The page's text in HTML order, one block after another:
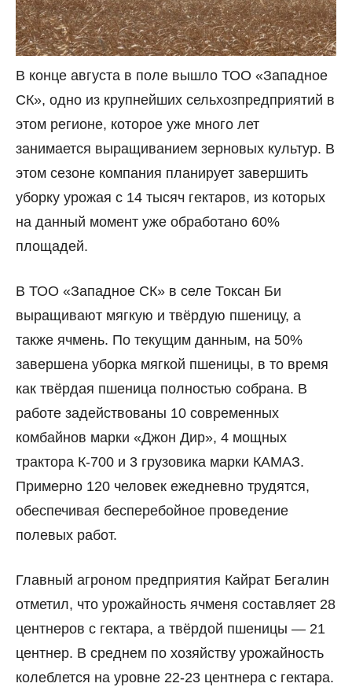
В конце августа в поле вышло ТОО «Западное
СК», одно из крупнейших сельхозпредприятий в
этом регионе, которое уже много лет
занимается выращиванием зерновых культур. В
этом сезоне компания планирует завершить
уборку урожая с 14 тысяч гектаров, из которых
на данный момент уже обработано 60%
площадей.
В ТОО «Западное СК» в селе Токсан Би
выращивают мягкую и твёрдую пшеницу, а
также ячмень. По текущим данным, на 50%
завершена уборка мягкой пшеницы, в то время
как твёрдая пшеница полностью собрана. В
работе задействованы 10 современных
комбайнов марки «Джон Дир», 4 мощных
трактора К-700 и 3 грузовика марки КАМАЗ.
Примерно 120 человек ежедневно трудятся,
обеспечивая бесперебойное проведение
полевых работ.
Главный агроном предприятия Кайрат Бегалин
отметил, что урожайность ячменя составляет 28
центнеров с гектара, а твёрдой пшеницы — 21
центнер. В среднем по хозяйству урожайность
колеблется на уровне 22-23 центнера с гектара.